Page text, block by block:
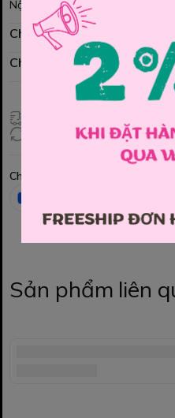
Nội dung đang được cập nhật
Chính sách mua hàng
Chính sách đổi hàng
Đổi hàng 3 ngày (HCM), 7
Chia sẻ
Sản phẩm liên